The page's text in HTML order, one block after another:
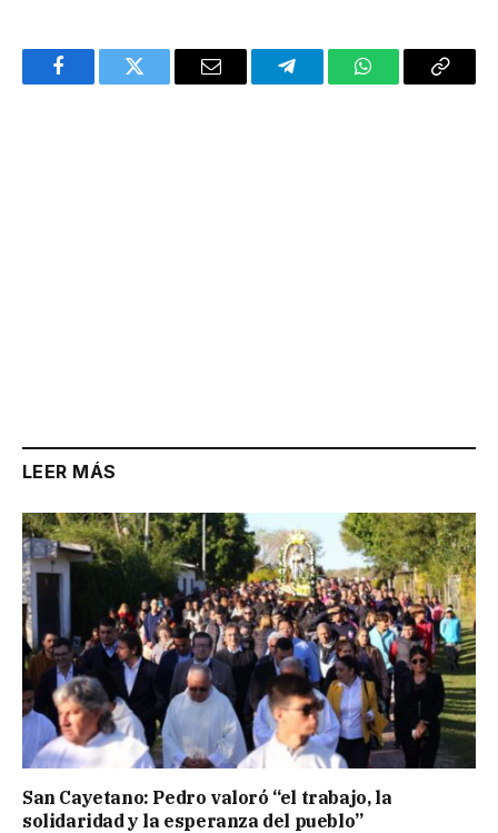
FacebookTwitter Email TelegramWhatsAppCopy
LEER MÁS
San Cayetano: Pedro valoró “el trabajo, la
solidaridad y la esperanza del pueblo”